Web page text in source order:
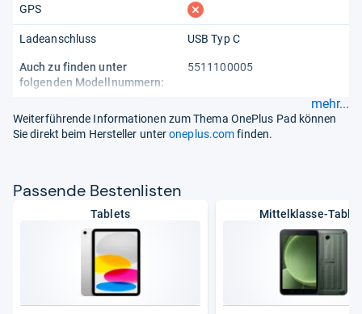
GPS fehlt
Ladeanschluss USB Typ C
Auch zu finden unter
folgenden Modellnummern:
5511100005
mehr...
Weiterführende Informationen zum Thema OnePlus Pad können
Sie direkt beim Hersteller unteroneplus.comfinden.
Pas­sende Bes­ten­lis­ten
Tablets Mittelklasse-